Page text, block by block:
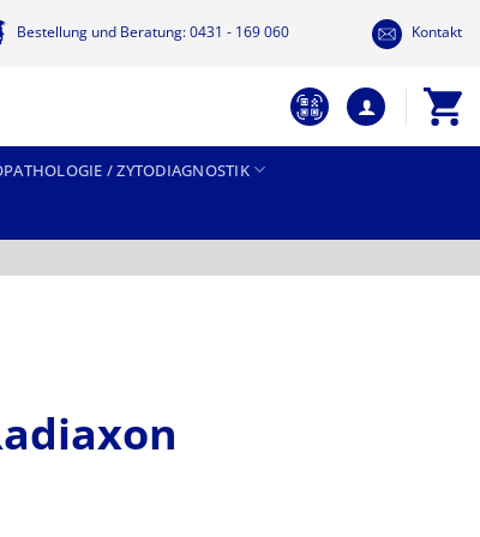
Bestellung und Beratung: 0431 - 169 060 Kontakt
/ ZYTODIAGNOSTIK